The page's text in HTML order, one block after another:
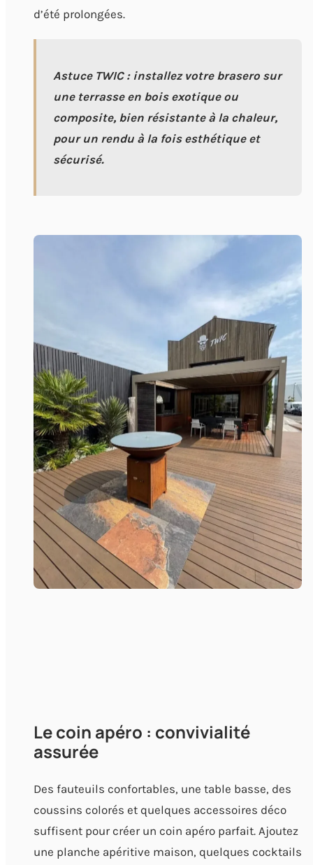
d’été prolongées.
Astuce TWIC : installez votre brasero sur
une terrasse en bois exotique ou
composite, bien résistante à la chaleur,
pour un rendu à la fois esthétique et
sécurisé.
Le coin apéro : convivialité
assurée
Des fauteuils confortables, une table basse, des
coussins colorés et quelques accessoires déco
suffisent pour créer un coin apéro parfait. Ajoutez
une planche apéritive maison, quelques cocktails